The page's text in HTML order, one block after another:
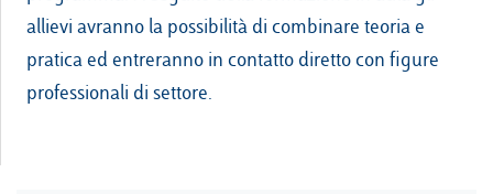
allievi avranno la possibilità di combinare teoria e
pratica ed entreranno in contatto diretto con figure
professionali di settore.